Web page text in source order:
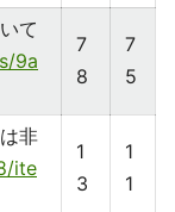
て
9a
7
8
7
5
非
ite
1
3
1
1